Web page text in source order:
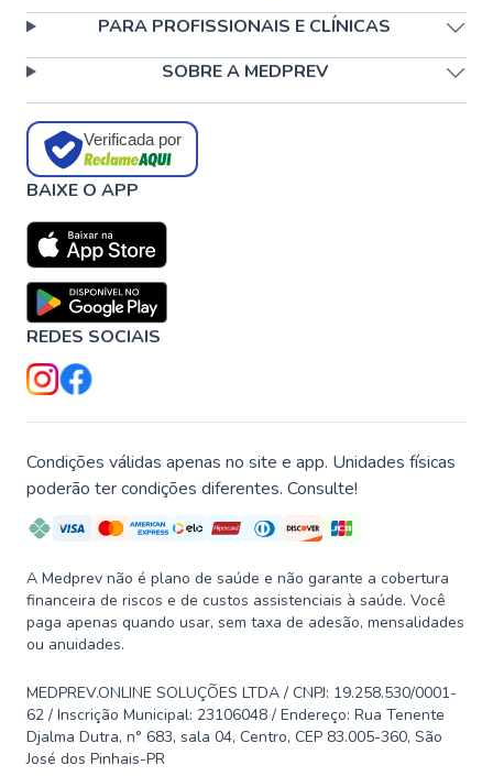
PARA PROFISSIONAIS E CLÍNICAS
SOBRE A MEDPREV
Verificada por
BAIXE O APP
REDES SOCIAIS
Condições válidas apenas no site e app. Unidades físicas
poderão ter condições diferentes. Consulte!
A Medprev não é plano de saúde e não garante a cobertura
financeira de riscos e de custos assistenciais à saúde. Você
paga apenas quando usar, sem taxa de adesão, mensalidades
ou anuidades.
MEDPREV.ONLINE SOLUÇÕES LTDA / CNPJ: 19.258.530/0001-
62 / Inscrição Municipal: 23106048 / Endereço: Rua Tenente
Djalma Dutra, n° 683, sala 04, Centro, CEP 83.005-360, São
José dos Pinhais-PR